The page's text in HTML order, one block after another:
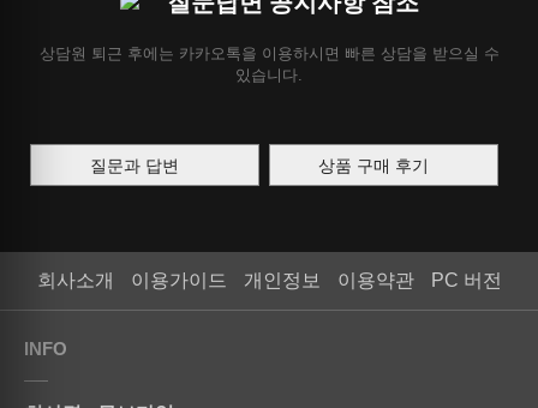
상담원 퇴근 후에는 카카오톡을 이용하시면 빠른 상담을 받으실 수
있습니다.
질문과 답변 상품 구매 후기
회사소개 이용가이드 개인정보 이용약관 PC 버전
INFO